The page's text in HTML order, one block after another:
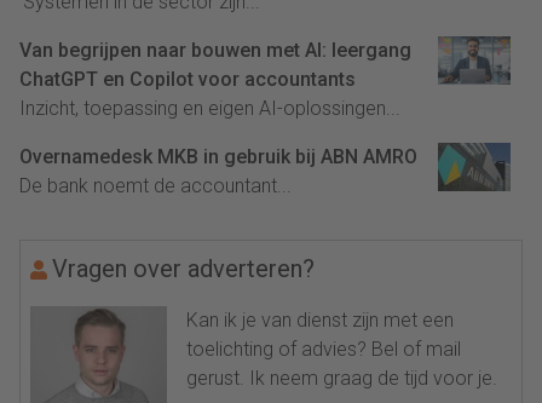
Van begrijpen naar bouwen met AI: leergang
ChatGPT en Copilot voor accountants
Inzicht, toepassing en eigen AI-oplossingen...
Overnamedesk MKB in gebruik bij ABN AMRO
De bank noemt de accountant...
Vragen over adverteren?
Kan ik je van dienst zijn met een
toelichting of advies? Bel of mail
gerust. Ik neem graag de tijd voor je.